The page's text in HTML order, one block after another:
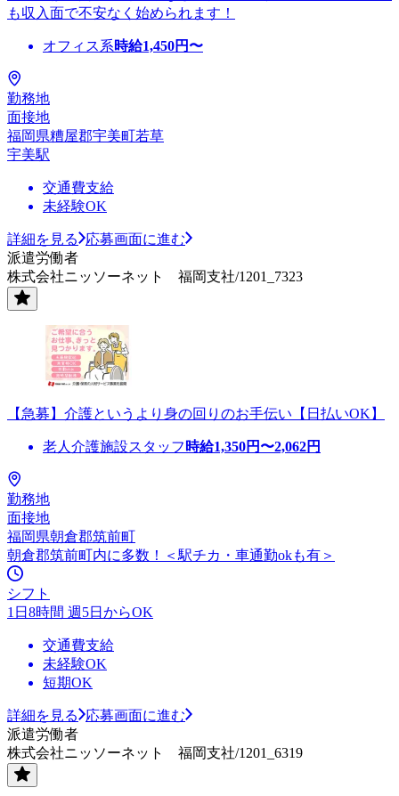
も収入面で不安なく始められます！
オフィス系時給1,450円〜
勤務地
面接地
福岡県糟屋郡宇美町若草
宇美駅
交通費支給
未経験OK
詳細を見る
応募画面に進む
派遣労働者
株式会社ニッソーネット 福岡支社/1201_7323
【急募】介護というより身の回りのお手伝い【日払いOK】
老人介護施設スタッフ 時給1,350円〜2,062円
勤務地
面接地
福岡県朝倉郡筑前町
朝倉郡筑前町内に多数！＜駅チカ・車通勤okも有＞
シフト
1日8時間 週5日からOK
交通費支給
未経験OK
短期OK
詳細を見る
応募画面に進む
派遣労働者
株式会社ニッソーネット 福岡支社/1201_6319